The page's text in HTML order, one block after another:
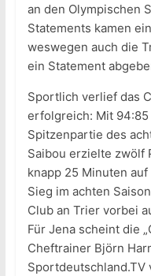
an den Olympischen
Statements kamen
weswegen auch die
ein Statement
Sportlich verlief das
erfolgreich: Mit
Spitzenpartie des
Saibou erzielte zwölf
knapp 25 Minuten
Sieg im achten
Club an Trier vorbei
Für Jena scheint die
Cheftrainer Björn
Sportdeutschland.TV